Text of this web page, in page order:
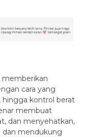
memberikan
cara yang
hingga kontrol berat
membuat
dan menyehatkan,
dan mendukung